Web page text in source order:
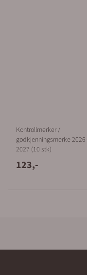
Kontrollmerker /
godkjenningsmerke 2026-
2027 (10 stk)
123,-